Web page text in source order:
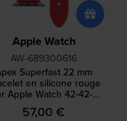
Apple Watch
AW-689300616
Superfast 22 mm
en silicone rouge
Apple Watch 42-42-49
mm
57,00 €